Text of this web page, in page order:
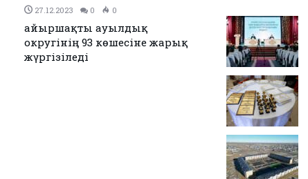
26.12.2023 0 0
Аудандық мәслихаттың 12-
сессиясы өтті